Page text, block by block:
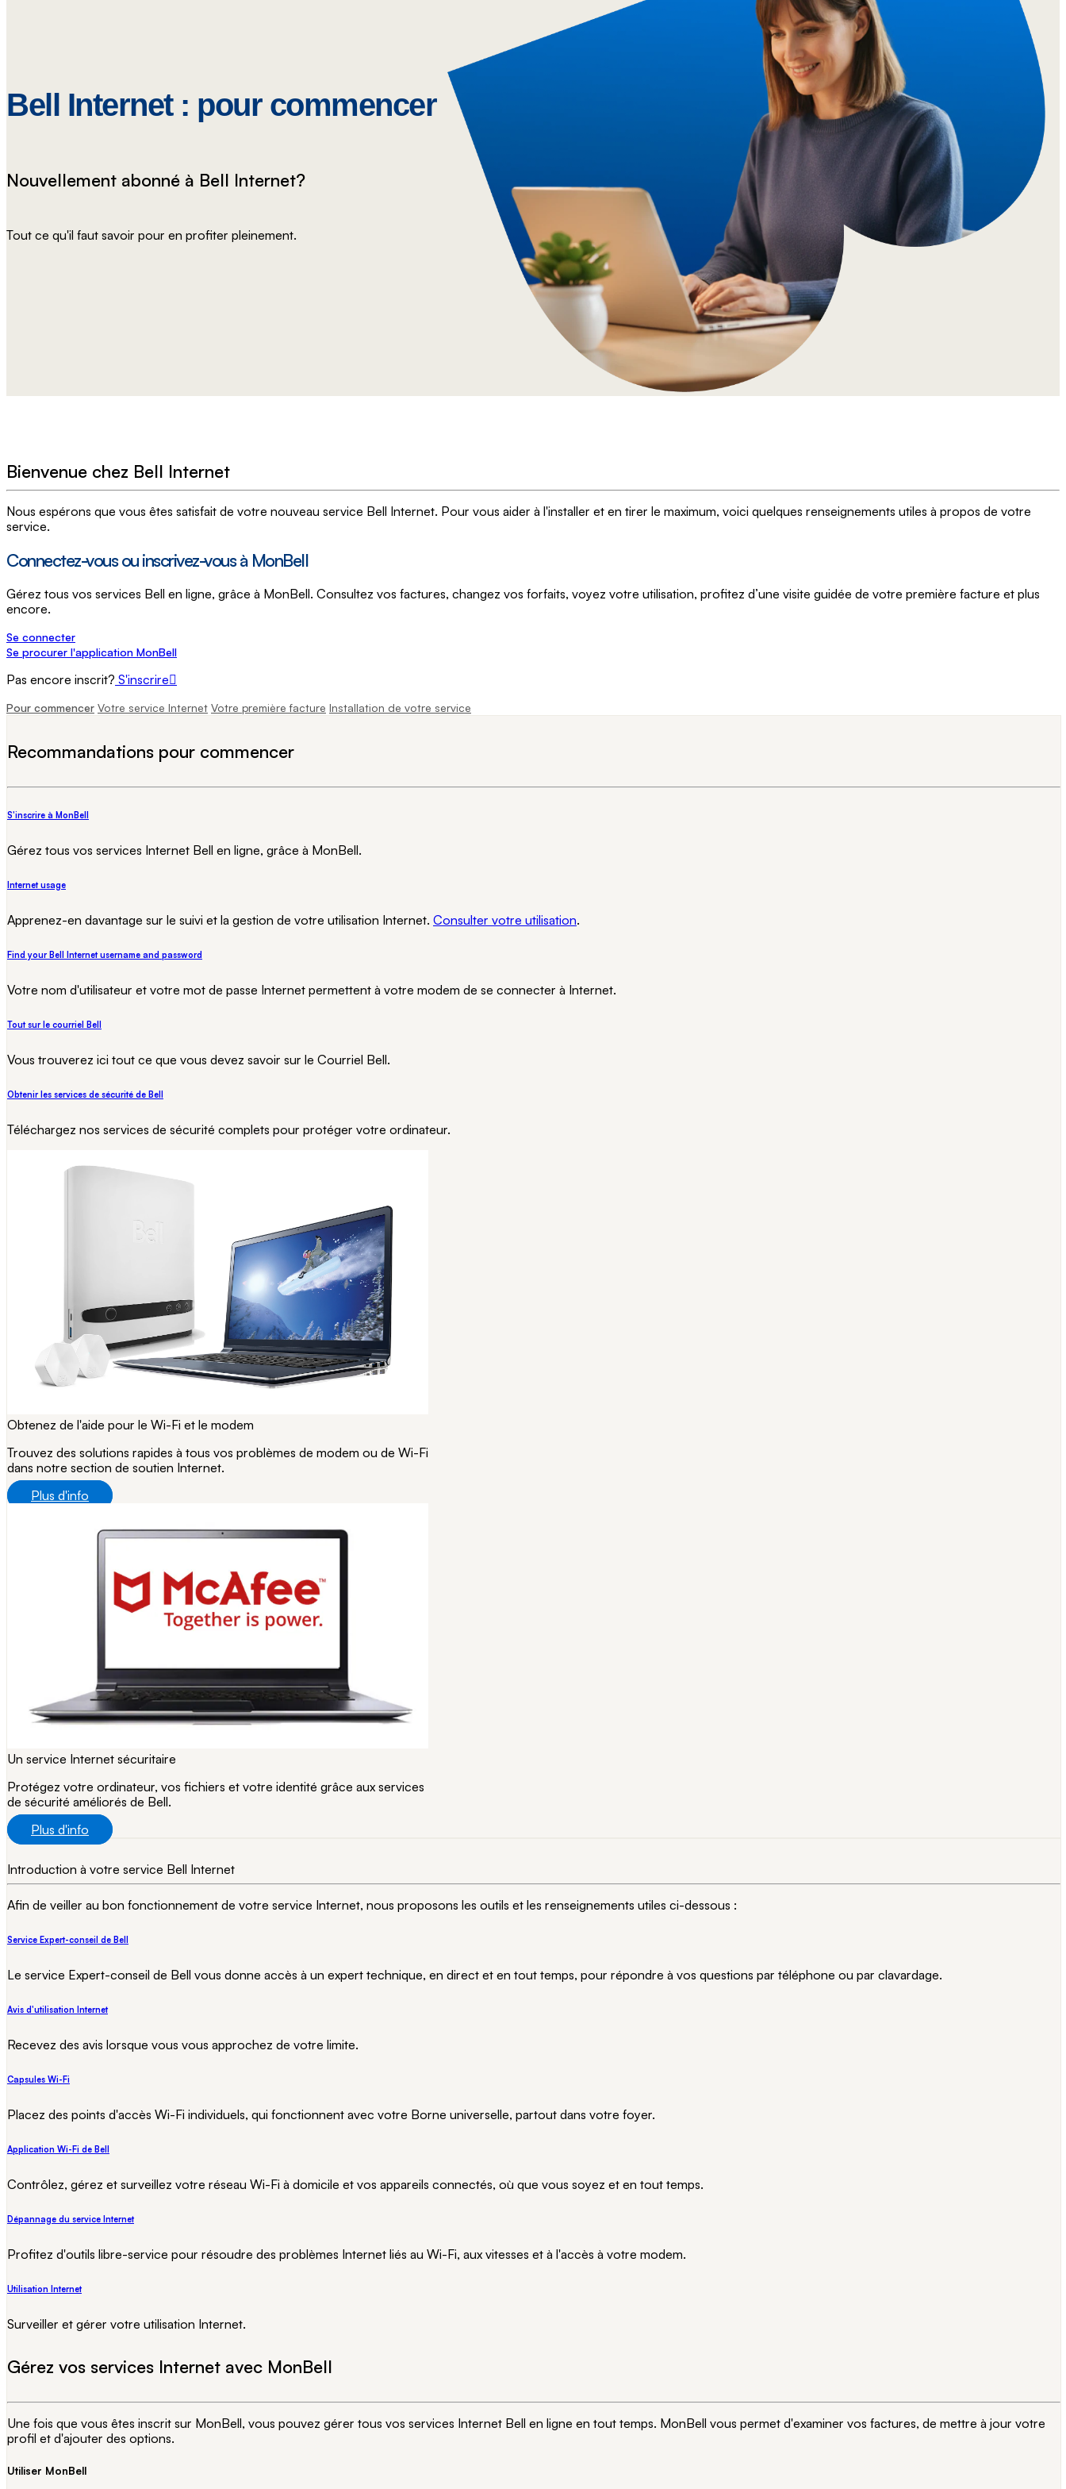
Nouvelle-
Écosse
Prince-
Édouard
Bell Internet : pour commencer
Nouvellement abonné à Bell Internet?
Tout ce qu'il faut savoir pour en profiter pleinement.
Bienvenue chez Bell Internet
Nous espérons que vous êtes satisfait de votre nouveau service Bell Internet. Pour vous aider à l'installer et en tirer le maximum, voici quelques renseignements utiles à propos de votre
service.
Connectez-vous ou inscrivez-vous à MonBell
Gérez tous vos services Bell en ligne, grâce à MonBell. Consultez vos factures, changez vos forfaits, voyez votre utilisation, profitez d’une visite guidée de votre première facture et plus
encore.
Se connecter
Se procurer l'application MonBell
Pas encore inscrit? S'inscrire
Pour commencer Votre service Internet Votre première facture Installation de votre service
Recommandations pour commencer
S'inscrire à MonBell
Gérez tous vos services Internet Bell en ligne, grâce à MonBell.
Internet usage
Apprenez-en davantage sur le suivi et la gestion de votre utilisation Internet. Consulter votre utilisation.
Find your Bell Internet username and password
Votre nom d'utilisateur et votre mot de passe Internet permettent à votre modem de se connecter à Internet.
Tout sur le courriel Bell
Vous trouverez ici tout ce que vous devez savoir sur le Courriel Bell.
Obtenir les services de sécurité de Bell
Téléchargez nos services de sécurité complets pour protéger votre ordinateur.
Obtenez de l'aide pour le Wi-Fi et le modem
Trouvez des solutions rapides à tous vos problèmes de modem ou de Wi-Fi
dans notre section de soutien Internet.
Plus d'info
Un service Internet sécuritaire
Protégez votre ordinateur, vos fichiers et votre identité grâce aux services
de sécurité améliorés de Bell.
Plus d'info
Introduction à votre service Bell Internet
Afin de veiller au bon fonctionnement de votre service Internet, nous proposons les outils et les renseignements utiles ci-dessous :
Service Expert-conseil de Bell
Le service Expert-conseil de Bell vous donne accès à un expert technique, en direct et en tout temps, pour répondre à vos questions par téléphone ou par clavardage.
Avis d'utilisation Internet
Recevez des avis lorsque vous vous approchez de votre limite.
Capsules Wi-Fi
Placez des points d'accès Wi-Fi individuels, qui fonctionnent avec votre Borne universelle, partout dans votre foyer.
Application Wi-Fi de Bell
Contrôlez, gérez et surveillez votre réseau Wi-Fi à domicile et vos appareils connectés, où que vous soyez et en tout temps.
Dépannage du service Internet
Profitez d'outils libre-service pour résoudre des problèmes Internet liés au Wi-Fi, aux vitesses et à l'accès à votre modem.
Utilisation Internet
Surveiller et gérer votre utilisation Internet.
Gérez vos services Internet avec MonBell
Une fois que vous êtes inscrit sur MonBell, vous pouvez gérer tous vos services Internet Bell en ligne en tout temps. MonBell vous permet d'examiner vos factures, de mettre à jour votre
profil et d'ajouter des options.
Utiliser MonBell